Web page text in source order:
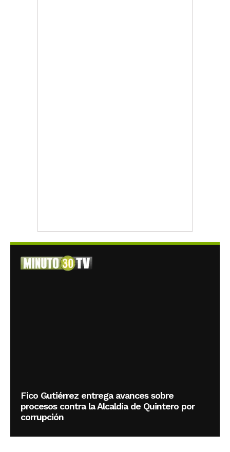
Fico Gutiérrez entrega avances sobre
procesos contra la Alcaldía de Quintero por
corrupción